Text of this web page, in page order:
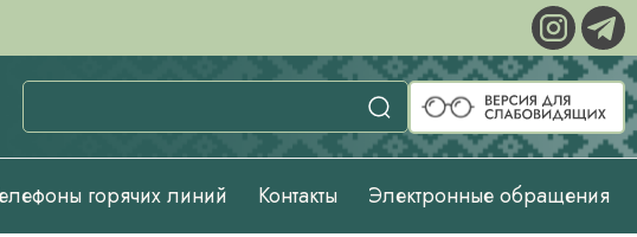
горячих линий Контакты Электронные обращения